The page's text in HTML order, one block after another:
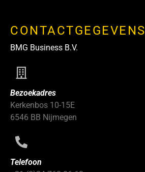
CONTACTGEGEVENS
BMG Business B.V.
Bezoekadres
Kerkenbos 10-15E
6546 BB Nijmegen
Telefoon